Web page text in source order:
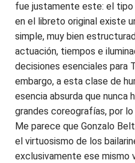
fue justamente este: el tipo
en el libreto original existe
simple, muy bien
actuación, tiempos e
decisiones esenciales para
embargo, a esta clase de
esencia absurda que nunca
grandes coreografías, por
Me parece que Gonzalo
el virtuosismo de los
exclusivamente ese mismo